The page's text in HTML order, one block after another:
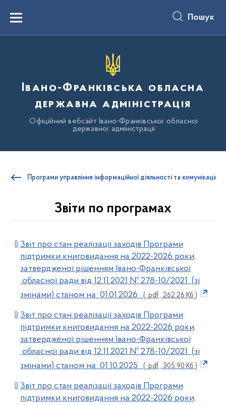
вмістуMenu Пошук
Івано-Франківська обласна
державна адміністрація
Офіційний вебсайт Івано-Франківської обласної
державної адміністрації
Програми управління інформаційної діяльності та комунікацій
Звіти по програмах
Звіт про стан реалізації заходів Програми
підтримки книговидання на 2022-2026 роки,
затвердженої рішенням Івано-Франківської
обласної ради від 12.11.2021 № 278-10/2021 (зі
змінами) станом на 01.01.2026
( .pdf , 262.26 Кб )
Звіт про стан реалізації заходів Програми
підтримки книговидання на 2022-2026 роки,
затвердженої рішенням Івано-Франківської
обласної ради від 12.11.2021 № 278-10/2021 (зі
змінами) станом на 01.10.2025
( .pdf , 305.90 Кб )
Звіт про стан реалізації заходів Програми
підтримки книговидання на 2022-2026 роки,